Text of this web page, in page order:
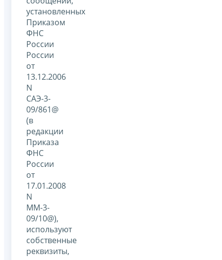
установленных
Приказом
ФНС
России
России
от
13.12.2006
N
САЭ-3-
09/861@
(в
редакции
Приказа
ФНС
России
от
17.01.2008
N
ММ-3-
09/10@),
используют
собственные
реквизиты,